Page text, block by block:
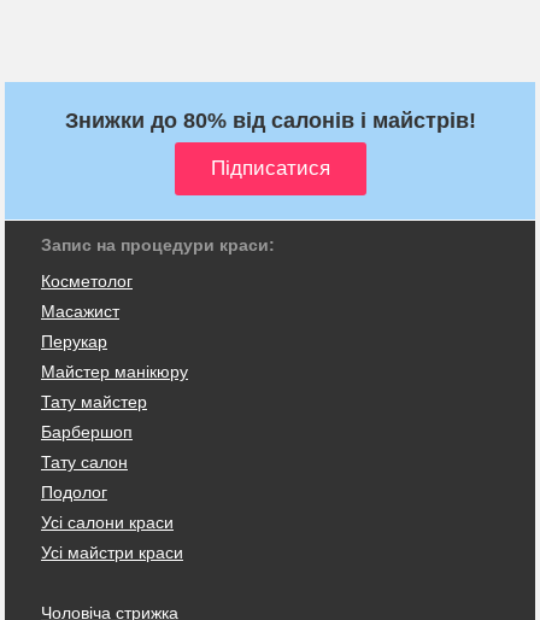
Знижки до 80% від салонів і майстрів!
Запис на процедури краси:
Косметолог
Масажист
Перукар
Майстер манікюру
Тату майстер
Барбершоп
Тату салон
Подолог
Усі салони краси
Усі майстри краси
Чоловіча стрижка